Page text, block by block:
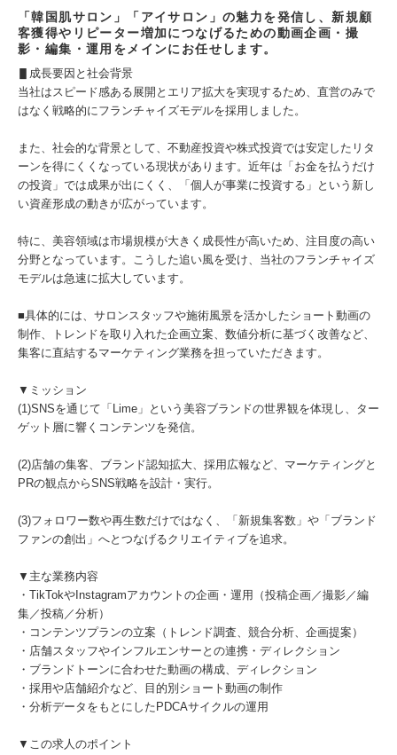
「韓国肌サロン」「アイサロン」の魅力を発信し、新規顧
客獲得やリピーター増加につなげるための動画企画・撮
影・編集・運用をメインにお任せします。
▋成長要因と社会背景
当社はスピード感ある展開とエリア拡大を実現するため、直営のみで
はなく戦略的にフランチャイズモデルを採用しました。
また、社会的な背景として、不動産投資や株式投資では安定したリタ
ーンを得にくくなっている現状があります。近年は「お金を払うだけ
の投資」では成果が出にくく、「個人が事業に投資する」という新し
い資産形成の動きが広がっています。
特に、美容領域は市場規模が大きく成長性が高いため、注目度の高い
分野となっています。こうした追い風を受け、当社のフランチャイズ
モデルは急速に拡大しています。
■具体的には、サロンスタッフや施術風景を活かしたショート動画の
制作、トレンドを取り入れた企画立案、数値分析に基づく改善など、
集客に直結するマーケティング業務を担っていただきます。
▼ミッション
(1)SNSを通じて「Lime」という美容ブランドの世界観を体現し、ター
ゲット層に響くコンテンツを発信。
(2)店舗の集客、ブランド認知拡大、採用広報など、マーケティングと
PRの観点からSNS戦略を設計・実行。
(3)フォロワー数や再生数だけではなく、「新規集客数」や「ブランド
ファンの創出」へとつなげるクリエイティブを追求。
▼主な業務内容
・TikTokやInstagramアカウントの企画・運用（投稿企画／撮影／編
集／投稿／分析）
・コンテンツプランの立案（トレンド調査、競合分析、企画提案）
・店舗スタッフやインフルエンサーとの連携・ディレクション
・ブランドトーンに合わせた動画の構成、ディレクション
・採用や店舗紹介など、目的別ショート動画の制作
・分析データをもとにしたPDCAサイクルの運用
▼この求人のポイント